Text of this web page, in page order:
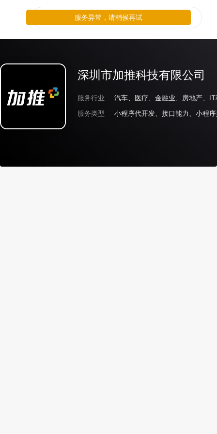
深圳市加推科技有限公司
服务行业
服务类型
小程序代开发、接口能力、小程
服务异常，请稍候再试